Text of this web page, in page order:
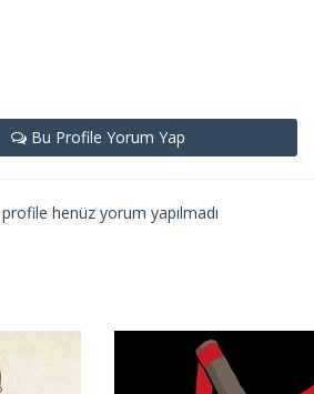
Bu Profile Yorum Yap
henüz yorum yapılmadı